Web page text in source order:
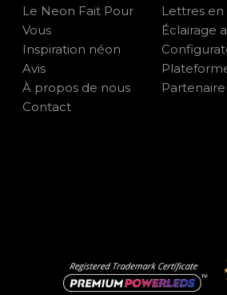
Le Neon Fait Pour
Vous
Inspiration néon
Avis
À propos de nous
Contact
Lettres
Éclairage
Partenaire